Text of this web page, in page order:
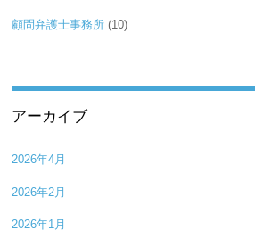
顧問弁護士事務所 (10)
アーカイブ
2026年4月
2026年2月
2026年1月